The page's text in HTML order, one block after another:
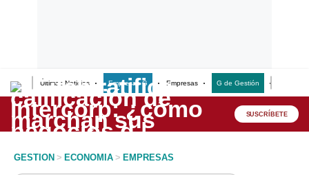
Últimas Noticias Empresas G Empresas G de Gestión
Lo último
Peru Quiosco SUSCRÍBETE
GESTION > ECONOMIA > EMPRESAS